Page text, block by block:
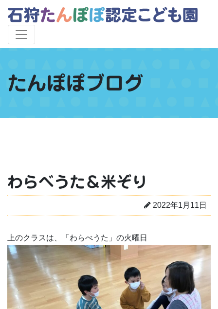
たんぽぽブログ
わらべうた＆米ぞり
2022年1月11日
上のクラスは、「わらべうた」の火曜日